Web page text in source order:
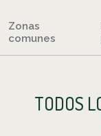
Zonas
comunes
TODOS